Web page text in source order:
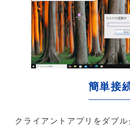
簡単接
クライアントアプリをダブ